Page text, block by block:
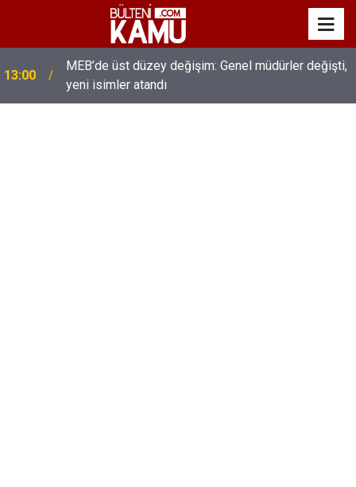
13:00
MEB’de üst düzey değişim: Genel müdürler değişti,
yeni isimler atandı